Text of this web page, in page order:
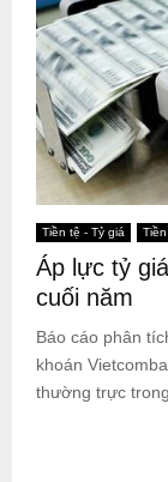
Tiền tệ - Tỷ giá
Áp lực tỷ
cuối năm
Báo cáo phân
khoán
thường trực